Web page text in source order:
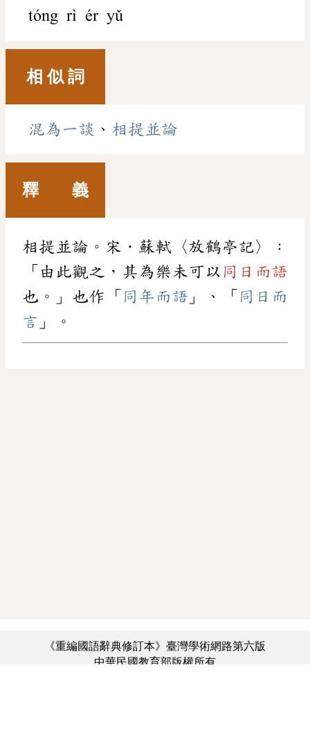
tóng rì ér yǔ
相 似 詞
混為一談 、 相提並論
釋 義
相提並論。宋．蘇軾〈放鶴亭記〉：
「由此觀之，其為樂未可以 同日而語
也。」也作「 同年而語 」、「 同日而
言 」。
《重編國語辭典修訂本》臺灣學術網路第六版
中華民國教育部版權所有